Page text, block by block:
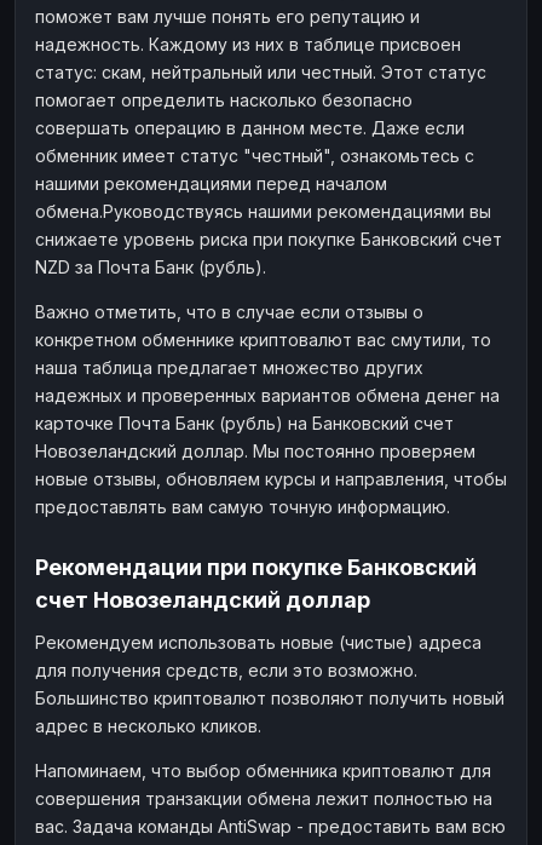
поможет вам лучше понять его репутацию и
надежность. Каждому из них в таблице присвоен
статус: скам, нейтральный или честный. Этот статус
помогает определить насколько безопасно
совершать операцию в данном месте. Даже если
обменник имеет статус "честный", ознакомьтесь с
нашими рекомендациями перед началом
обмена.Руководствуясь нашими рекомендациями вы
снижаете уровень риска при покупке Банковский счет
NZD за Почта Банк (рубль).
Важно отметить, что в случае если отзывы о
конкретном обменнике криптовалют вас смутили, то
наша таблица предлагает множество других
надежных и проверенных вариантов обмена денег на
карточке Почта Банк (рубль) на Банковский счет
Новозеландский доллар. Мы постоянно проверяем
новые отзывы, обновляем курсы и направления, чтобы
предоставлять вам самую точную информацию.
Рекомендации при покупке Банковский
счет Новозеландский доллар
Рекомендуем использовать новые (чистые) адреса
для получения средств, если это возможно.
Большинство криптовалют позволяют получить новый
адрес в несколько кликов.
Напоминаем, что выбор обменника криптовалют для
совершения транзакции обмена лежит полностью на
вас. Задача команды AntiSwap - предоставить вам всю